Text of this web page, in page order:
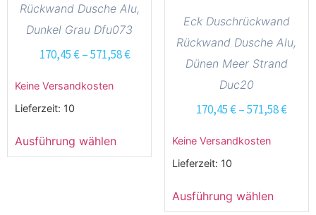
Rückwand Dusche Alu,
Dunkel Grau Dfu073
170,45€–571,58€
Keine Versandkosten
Lieferzeit: 10
Ausführung wählen
Eck Duschrückwand
Rückwand Dusche Alu,
Dünen Meer Strand
Duc20
170,45€–571,58€
Keine Versandkosten
Lieferzeit: 10
Ausführung wählen